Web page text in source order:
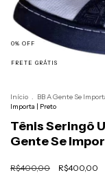
0% OFF
FRETE GRÁTIS
Início . BB A Gente Se
Importa | Preto
Tênis Seringô
Gente Se
R$400,00 R$400,00